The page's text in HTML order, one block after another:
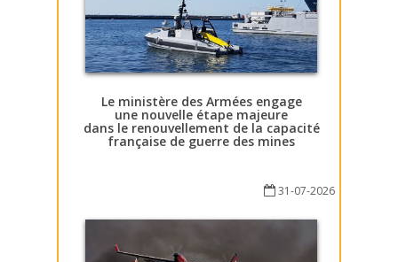
Le ministère des Armées engage
une nouvelle étape majeure
dans le renouvellement de la capacité
française de guerre des mines
31-07-2026